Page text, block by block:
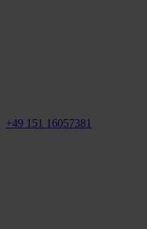
+49 151 16057381